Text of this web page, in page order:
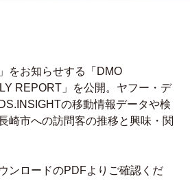
をお知らせする「DMO
REPORT」を公開。ヤフー・デ
の移動情報データや検
崎市への訪問客の推移と興味・関
ンロードのPDFよりご確認くだ